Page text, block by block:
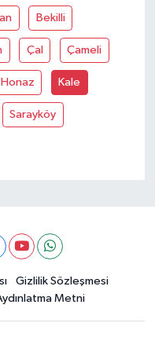
Bekilli
Çal Çameli
Honaz Kale
Sarayköy
Gizlilik Sözleşmesi
Metni